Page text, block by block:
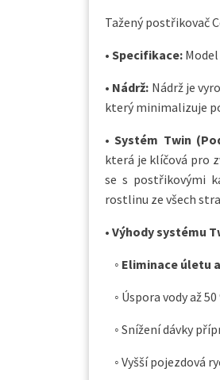
Tažený postřikovač
• Specifikace:
• Nádrž: Nádrž je
který minimalizuje
•Systém Twin
která je klíčová pro
se s postřikovými
rostlinu ze všech
• Výhody systému
◦ Eliminace úletu
◦ Úspora vody až
◦ Snížení dávky
◦ Vyšší pojezdová